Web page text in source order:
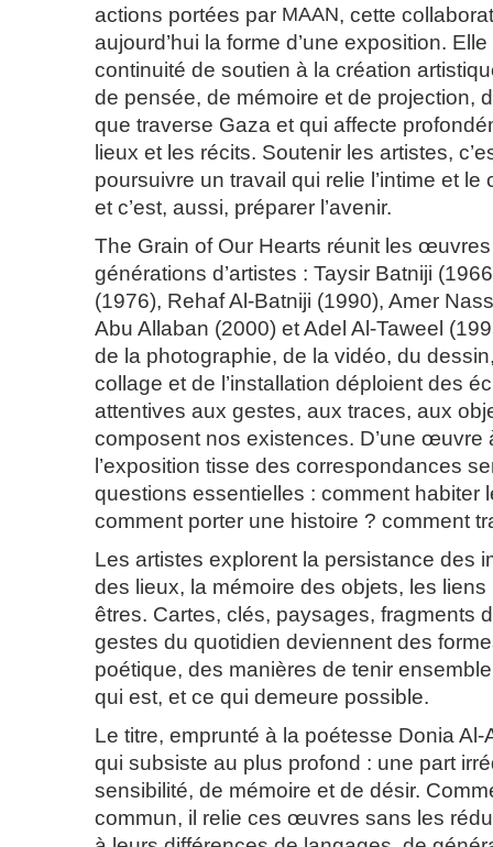
actions portées par MAAN, cette
aujourd’hui la forme d’une exposition.
continuité de soutien à la création
de pensée, de mémoire et de projection,
que traverse Gaza et qui affecte
lieux et les récits. Soutenir les artistes,
poursuivre un travail qui relie l’intime et le
et c’est, aussi, préparer l’avenir.
The Grain of Our Hearts réunit les
générations d’artistes : Taysir Batniji
(1976), Rehaf Al-Batniji (1990), Amer
Abu Allaban (2000) et Adel Al-Taweel
de la photographie, de la vidéo, du
collage et de l’installation déploient des
attentives aux gestes, aux traces, aux
composent nos existences. D’une œuvre
l’exposition tisse des correspondances
questions essentielles : comment habiter
comment porter une histoire ? comment
Les artistes explorent la persistance des
des lieux, la mémoire des objets, les
êtres. Cartes, clés, paysages, fragments
gestes du quotidien deviennent des
poétique, des manières de tenir
qui est, et ce qui demeure possible.
Le titre, emprunté à la poétesse Donia
qui subsiste au plus profond : une part
sensibilité, de mémoire et de désir.
commun, il relie ces œuvres sans les